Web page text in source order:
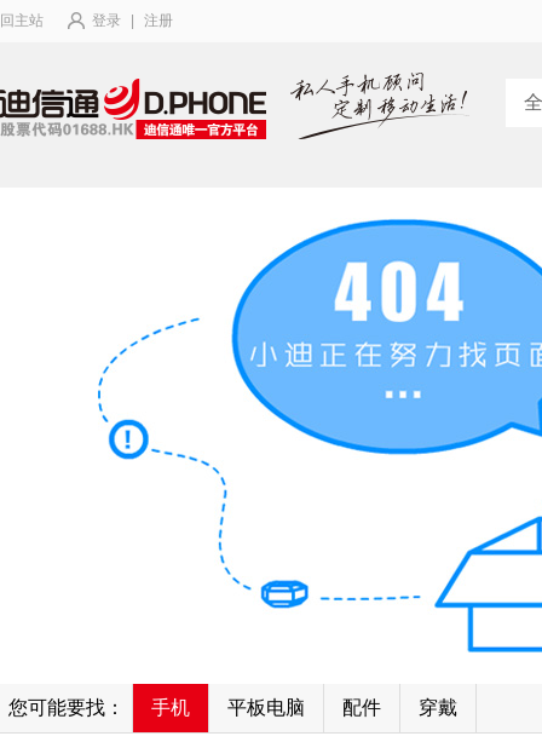
回主站 登录 注册
您可能要找： 手机 平板电脑 配件 穿戴